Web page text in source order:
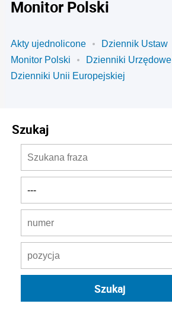
Monitor Polski
Akty ujednolicone
Dziennik Ustaw
Monitor Polski
Dzienniki Urzędowe
Dzienniki Unii Europejskiej
Szukaj